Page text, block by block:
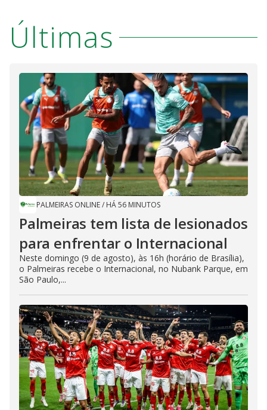
Últimas
PALMEIRAS ONLINE/ HÁ 56 MINUTOS
Palmeiras tem lista de lesionados
para enfrentar o Internacional
Neste domingo (9 de agosto), às 16h (horário de Brasília),
o Palmeiras recebe o Internacional, no Nubank Parque, em
São Paulo,...